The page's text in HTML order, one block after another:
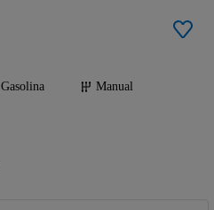
Gasolina
Manual